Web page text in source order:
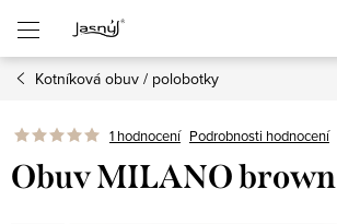
obsah
Kotníková obuv / polobotky
1 hodnocení Podrobnosti hodnocení
Obuv MILANO brown